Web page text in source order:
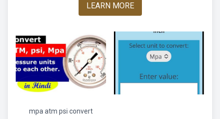
LEARN MORE
mpa atm psi convert